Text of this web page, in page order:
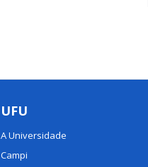
UFU
A Universidade
Campi